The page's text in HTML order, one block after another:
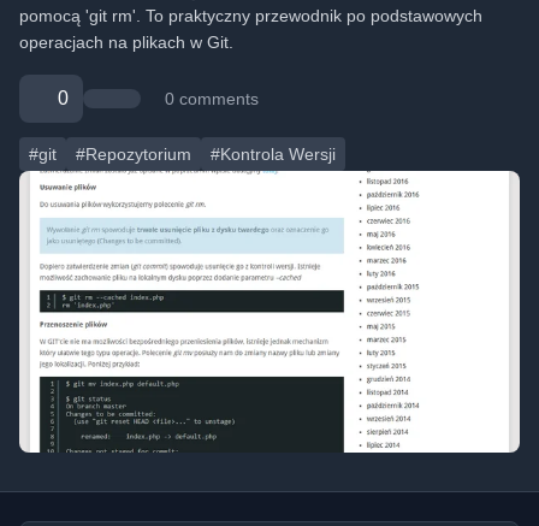
pomocą 'git rm'. To praktyczny przewodnik po podstawowych
operacjach na plikach w Git.
0 0 comments
#git #Repozytorium #Kontrola Wersji